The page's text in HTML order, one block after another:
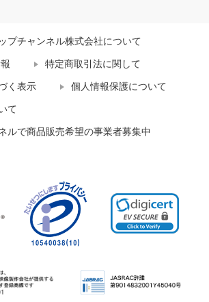
プチャンネル株式会社について
特定商取引法に関して
く表示 個人情報保護について
て
ルで商品販売希望の事業者募集中